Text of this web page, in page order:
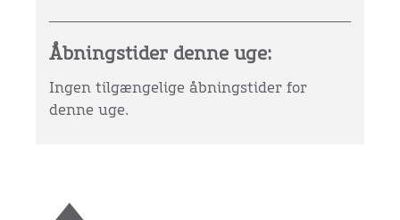
Åbningstider denne uge:
Ingen tilgængelige åbningstider for
denne uge.